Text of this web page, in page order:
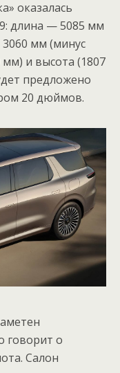
оказалась
длина — 5085 мм
мм (минус
и высота (1807
предложено
20 дюймов.
говорит о
Салон